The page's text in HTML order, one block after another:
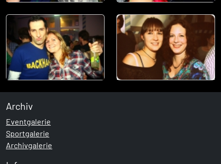
Archiv
Eventgalerie
Sportgalerie
Archivgalerie